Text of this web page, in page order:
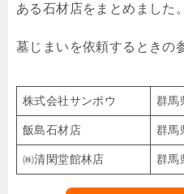
ある石材店をまとめました。
墓じまいを依頼するときの
株式会社サンポウ 群馬
飯島石材店 群馬
㈱清閑堂館林店 群馬